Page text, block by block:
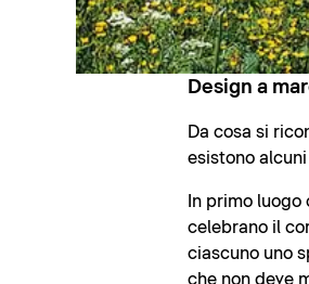
Design a
Da cosa si
esistono
In primo
celebrano il
ciascuno uno
che non deve